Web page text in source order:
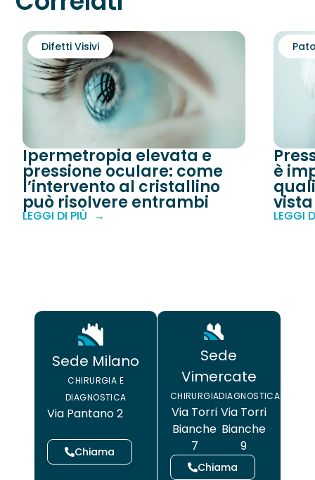
Ipermetropia elevata e
pressione oculare: come
l’intervento al cristallino
può risolvere entrambi
Difetti Visivi
LEGGI DI PIÙ
è
vista
LEGGI
Sede Milano
CHIRURGIA E
DIAGNOSTICA
Via Pantano 2
Chiama
Sede
Vimercate
CHIRURGIA
Via Torri
Bianche
7
DIAGNOSTICA
Via Torri
Bianche
9
Chiama